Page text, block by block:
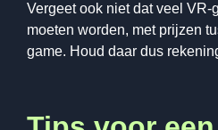
Vergeet ook niet dat veel VR-
moeten worden, met prijzen
game. Houd daar dus